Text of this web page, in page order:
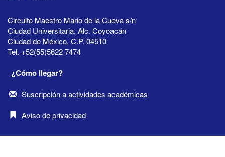
Circuito Maestro Mario de la Cueva s/n
Ciudad Universitaria, Alc. Coyoacán
Ciudad de México, C.P. 04510
Tel. +52(55)5622 7474
¿Cómo llegar?
Suscripción a actividades académicas
Aviso de privacidad